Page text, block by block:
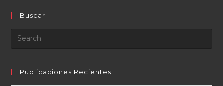
Buscar
Publicaciones Recientes